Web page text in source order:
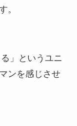
。
る」というユニ
ンを感じさせ